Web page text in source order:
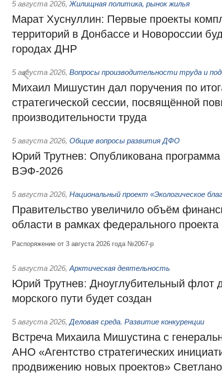
5 августа 2026, Жилищная политика, рынок жилья
Марат Хуснуллин: Первые проекты
территорий в Донбассе и Новороссии
городах ДНР
5 августа 2026, Вопросы производительности труда и
Михаил Мишустин дал поручения по
стратегической сессии, посвящённой
производительности труда
5 августа 2026, Общие вопросы развития ДФО
Юрий Трутнев: Опубликована
ВЭФ-2026
5 августа 2026, Национальный проект «Экологическое
Правительство увеличило объём
области в рамках федерального
Распоряжение от 3 августа 2026 года №2067-р
5 августа 2026, Арктическая деятельность
Юрий Трутнев: Дноуглубительный флот
морского пути будет создан
5 августа 2026, Деловая среда. Развитие конкуренции
Встреча Михаила Мишустина с
АНО «Агентство стратегических
продвижению новых проектов»